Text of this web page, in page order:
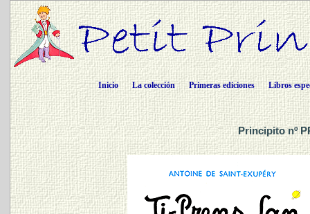
Inicio La colección Primeras ediciones Libros
Principito nº